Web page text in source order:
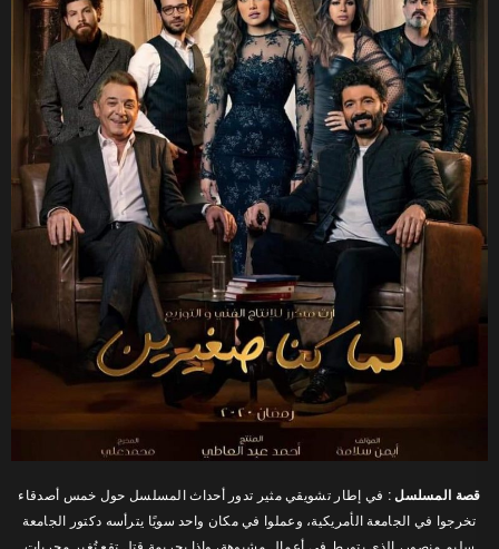
قصة المسلسل : في إطار تشويقي مثير تدور أحداث المسلسل حول خمس أصدقاء
تخرجوا في الجامعة الأمريكية، وعملوا في مكان واحد سويًا يترأسه دكتور الجامعة